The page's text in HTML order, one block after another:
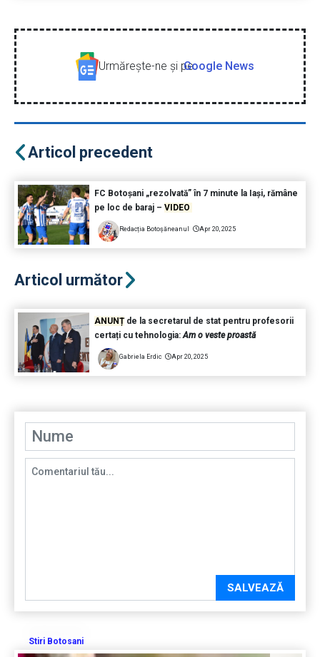
Urmăreşte-ne şi peGoogle News
Articol precedent
FC Botoșani „rezolvată” în 7 minute la Iași, rămâne
pe loc de baraj – VIDEO
Redacția Botoșăneanul Apr 20, 2025
Articol următor
ANUNȚde la secretarul de stat pentru profesorii
certați cu tehnologia:Am o veste proastă
Gabriela Erdic Apr 20, 2025
SALVEAZĂ
Stiri Botosani